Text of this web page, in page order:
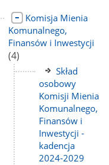
Link
do
strony
Komisja Mienia
Komunalnego,
Finansów i Inwestycji
(4)
Link
do
strony
Skład
osobowy
Komisji Mienia
Komunalnego,
Finansów i
Inwestycji -
kadencja
2024-2029